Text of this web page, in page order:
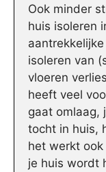
Ook minder
huis isoleren
isoleren van
vloeren
heeft veel
gaat omlaag,
tocht in huis,
het werkt
je huis wordt